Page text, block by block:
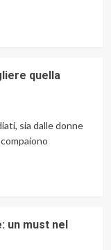
quella
sia dalle donne
un must nel